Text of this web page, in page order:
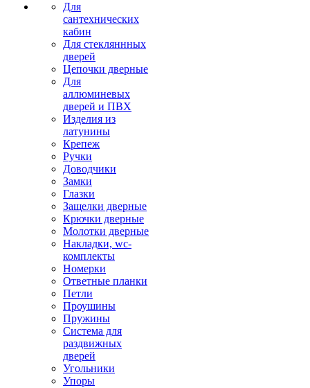
Для
сантехнических
кабин
Для стекляннных
дверей
Цепочки дверные
Для
аллюминевых
дверей и ПВХ
Изделия из
латунины
Крепеж
Ручки
Доводчики
Замки
Глазки
Защелки дверные
Крючки дверные
Молотки дверные
Накладки, wc-
комплекты
Номерки
Ответные планки
Петли
Проушины
Пружины
Система для
раздвижных
дверей
Угольники
Упоры